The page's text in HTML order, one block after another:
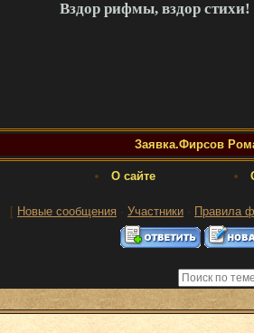
Вздор рифмы, вздор
Заявка.Фирсов
О сайте
[ Новые сообщения · Участники · Правила